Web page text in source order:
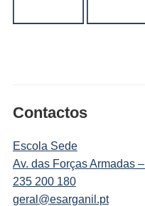
Contactos
Escola Sede
Av. das Forças Armadas
235 200 180
geral@esarganil.pt